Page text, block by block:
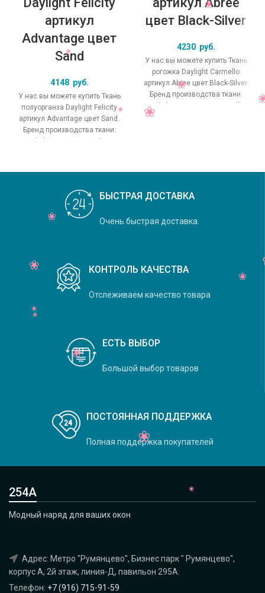
артикул
Advantage цвет
Sand
4148 руб.
У нас вы можете купить Ткань
полуорганза Daylight Felicity
артикул Advantage цвет Sand.
Бренд производства ткани:
Daylight, коллекция Felicity,
цвет Black-Silver
4230 руб.
У нас вы можете купить Ткань
рогожка Daylight Carmello
артикул Abree цвет Black-Silver.
Бренд производства ткани:
Daylight, коллекция Carmello,
БЫСТРАЯ ДОСТАВКА
Очень быстрая доставка.
КОНТРОЛЬ КАЧЕСТВА
Отслеживаем качество товара
ЕСТЬ ВЫБОР
Большой выбор товаров
ПОСТОЯННАЯ ПОДДЕРЖКА
Полная поддержка покупателей
254А
Модный наряд для ваших окон
Адрес: Метро "Румянцево", Бизнес парк " Румянцево",
корпус А, 2й этаж, линия-Д, павильон 295A.
Телефон: +7 (916) 715-91-59